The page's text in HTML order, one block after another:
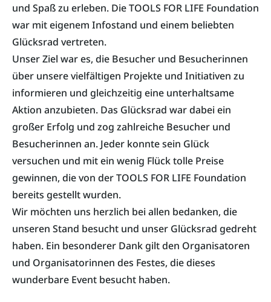
und Spaß zu erleben. Die TOOLS FOR LIFE Foundation
war mit eigenem Infostand und einem beliebten
Glücksrad vertreten.
Unser Ziel war es, die Besucher und Besucherinnen
über unsere vielfältigen Projekte und Initiativen zu
informieren und gleichzeitig eine unterhaltsame
Aktion anzubieten. Das Glücksrad war dabei ein
großer Erfolg und zog zahlreiche Besucher und
Besucherinnen an. Jeder konnte sein Glück
versuchen und mit ein wenig Flück tolle Preise
gewinnen, die von der TOOLS FOR LIFE Foundation
bereits gestellt wurden.
Wir möchten uns herzlich bei allen bedanken, die
unseren Stand besucht und unser Glücksrad gedreht
haben. Ein besonderer Dank gilt den Organisatoren
und Organisatorinnen des Festes, die dieses
wunderbare Event besucht haben.